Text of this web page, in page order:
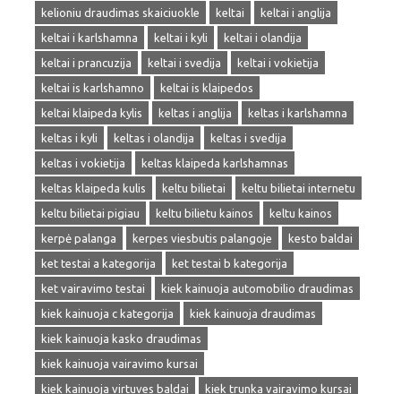
kelioniu draudimas skaiciuokle
keltai
keltai i anglija
keltai i karlshamna
keltai i kyli
keltai i olandija
keltai i prancuzija
keltai i svedija
keltai i vokietija
keltai is karlshamno
keltai is klaipedos
keltai klaipeda kylis
keltas i anglija
keltas i karlshamna
keltas i kyli
keltas i olandija
keltas i svedija
keltas i vokietija
keltas klaipeda karlshamnas
keltas klaipeda kulis
keltu bilietai
keltu bilietai internetu
keltu bilietai pigiau
keltu bilietu kainos
keltu kainos
kerpė palanga
kerpes viesbutis palangoje
kesto baldai
ket testai a kategorija
ket testai b kategorija
ket vairavimo testai
kiek kainuoja automobilio draudimas
kiek kainuoja c kategorija
kiek kainuoja draudimas
kiek kainuoja kasko draudimas
kiek kainuoja vairavimo kursai
kiek kainuoja virtuves baldai
kiek trunka vairavimo kursai